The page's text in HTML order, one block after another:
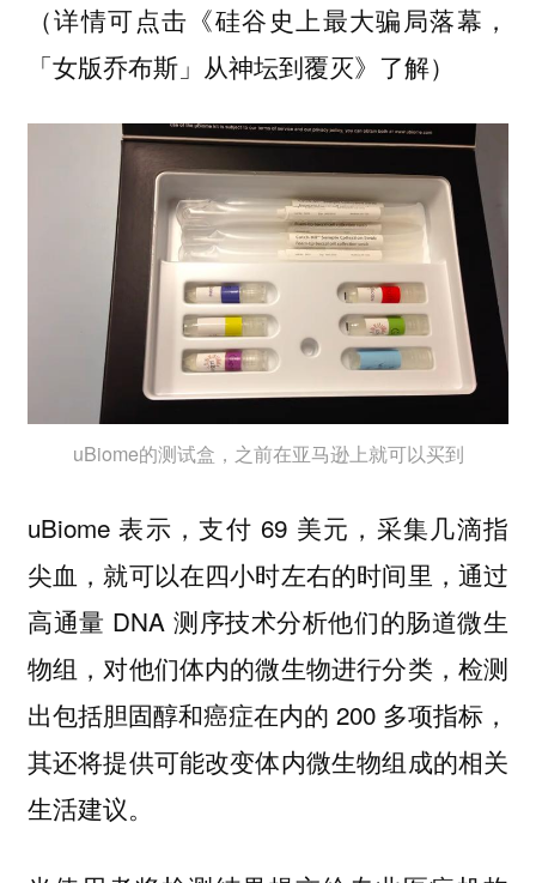
（详情可点击《硅谷史上最大骗局落幕，
「女版乔布斯」从神坛到覆灭》了解）
uBiome的测试盒，之前在亚马逊上就可以买到
uBiome 表示，支付 69 美元，采集几滴指
尖血，就可以在四小时左右的时间里，通过
高通量 DNA 测序技术分析他们的肠道微生
物组，对他们体内的微生物进行分类，检测
出包括胆固醇和癌症在内的 200 多项指标，
其还将提供可能改变体内微生物组成的相关
生活建议。